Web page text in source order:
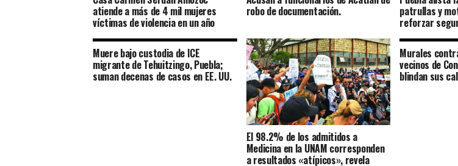
atiende a más de 4 mil mujeres
víctimas de violencia en un año
robo de documentación. patrullas y
reforzar
Muere bajo custodia de ICE
migrante de Tehuitzingo, Puebla;
suman decenas de casos en EE. UU.
El 98.2% de los admitidos a
Medicina en la UNAM corresponden
a resultados «atípicos», revela
Murales
vecinos de
blindan sus